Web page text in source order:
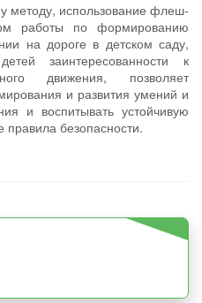
методу, использование флеш-
работы по формированию
на дороге в детском саду,
заинтересованности к
движения, позволяет
и развития умений и
и воспитывать устойчивую
правила безопасности.